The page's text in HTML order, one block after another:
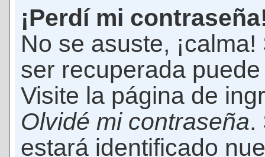
¡Perdí mi
No se asuste,
ser recuperada
Visite la página de
Olvidé mi contraseña.
estará identificado